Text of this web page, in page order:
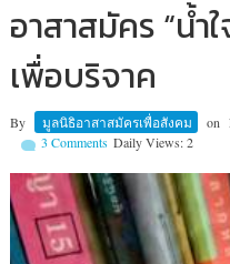
อาสาสมัคร “น้ำ
เพื่อบริจาค
By มูลนิธิอาสาสมัครเพื่อสังคม on
Daily Views: 2
3 Comments